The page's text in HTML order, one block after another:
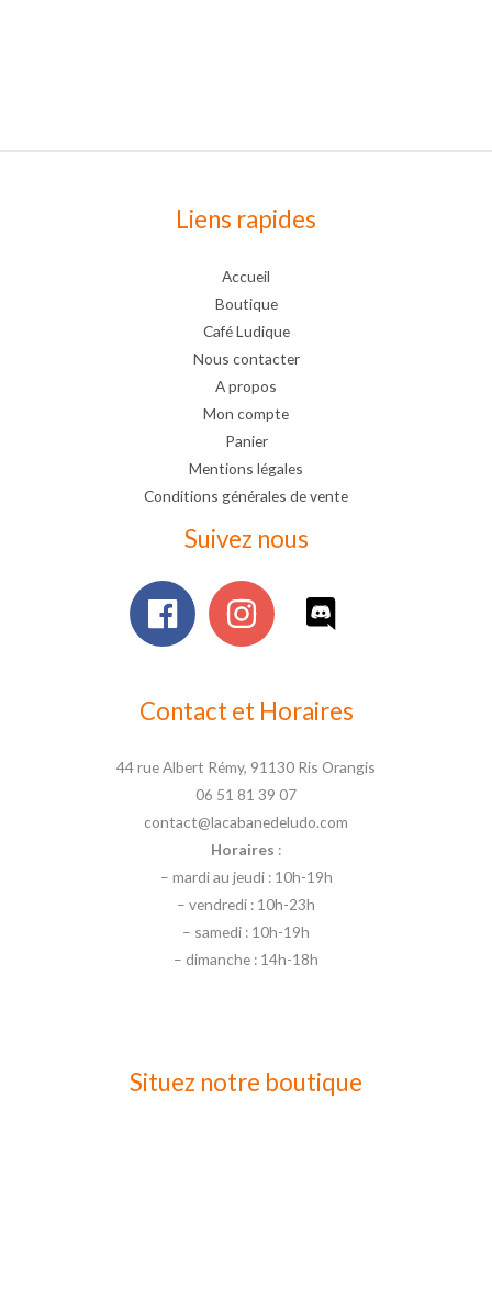
Liens rapides
Accueil
Boutique
Café Ludique
Nous contacter
A propos
Mon compte
Panier
Mentions légales
Conditions générales de vente
Suivez nous
Contact et Horaires
44 rue Albert Rémy, 91130 Ris Orangis
06 51 81 39 07
contact@lacabanedeludo.com
Horaires :
– mardi au jeudi : 10h-19h
– vendredi : 10h-23h
– samedi : 10h-19h
– dimanche : 14h-18h
Situez notre boutique